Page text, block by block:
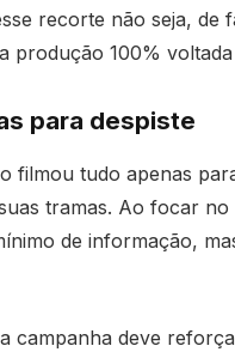
recorte não seja,
produção 100%
para despiste
filmou tudo apenas
tramas. Ao focar
de informação,
campanha deve